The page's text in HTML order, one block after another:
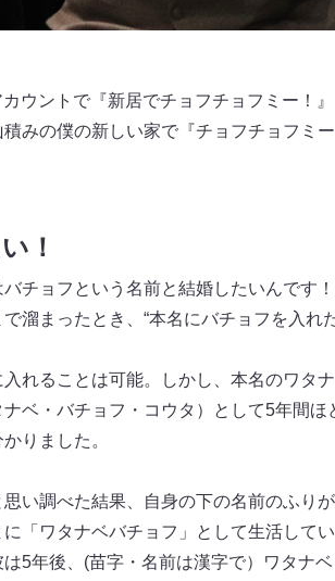
ウントで『新居でチョフチョフミー！
みの僕の新しい家で『チョフチョフ
！
チョフという名前と結婚したいんです
溜まったとき、“本名にバチョフを入れ
れることは可能。しかし、本名のワタ
ベ・バチョフ・コウタ）として5年間
りました。
い調べた結果、自身の下の名前のふり
「ワタナベバチョフ」として生活して
5年後、(苗字・名前は漢字で）ワタナ